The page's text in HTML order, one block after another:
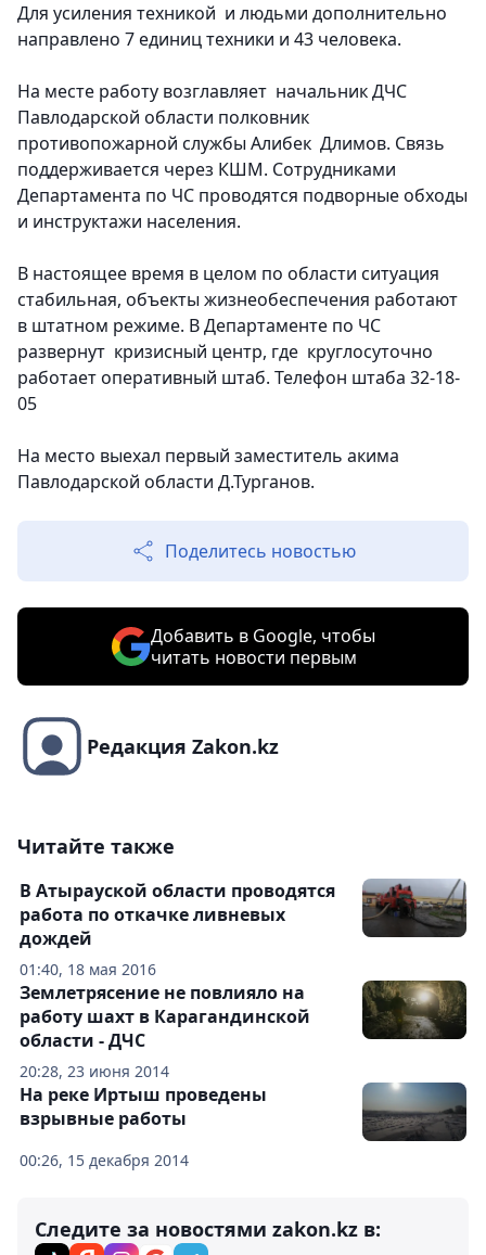
Для усиления техникой и людьми дополнительно
направлено 7 единиц техники и 43 человека.
На месте работу возглавляет начальник ДЧС
Павлодарской области полковник
противопожарной службы Алибек Длимов. Связь
поддерживается через КШМ. Сотрудниками
Департамента по ЧС проводятся подворные обходы
и инструктажи населения.
В настоящее время в целом по области ситуация
стабильная, объекты жизнеобеспечения работают
в штатном режиме. В Департаменте по ЧС
развернут кризисный центр, где круглосуточно
работает оперативный штаб. Телефон штаба 32-18-
05
На место выехал первый заместитель акима
Павлодарской области Д.Турганов.
Поделитесь новостью
Добавить в Google, чтобы
читать новости первым
Редакция Zakon.kz
Читайте также
01:40, 18 мая 2016
В Атырауской области проводятся
работа по откачке ливневых
дождей
20:28, 23 июня 2014
Землетрясение не повлияло на
работу шахт в Карагандинской
области - ДЧС
00:26, 15 декабря 2014
На реке Иртыш проведены
взрывные работы
Следите за новостями zakon.kz в: